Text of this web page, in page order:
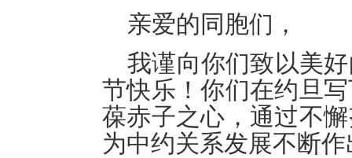
亲爱的同胞们，
我谨向你们致以美
节快乐！你们在约旦
葆赤子之心，通过不
为中约关系发展不断